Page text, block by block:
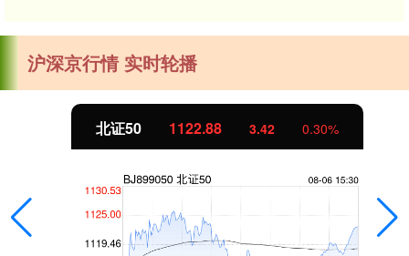
沪深京行情 实时轮播
北证50 1122.88 3.42 0.30%